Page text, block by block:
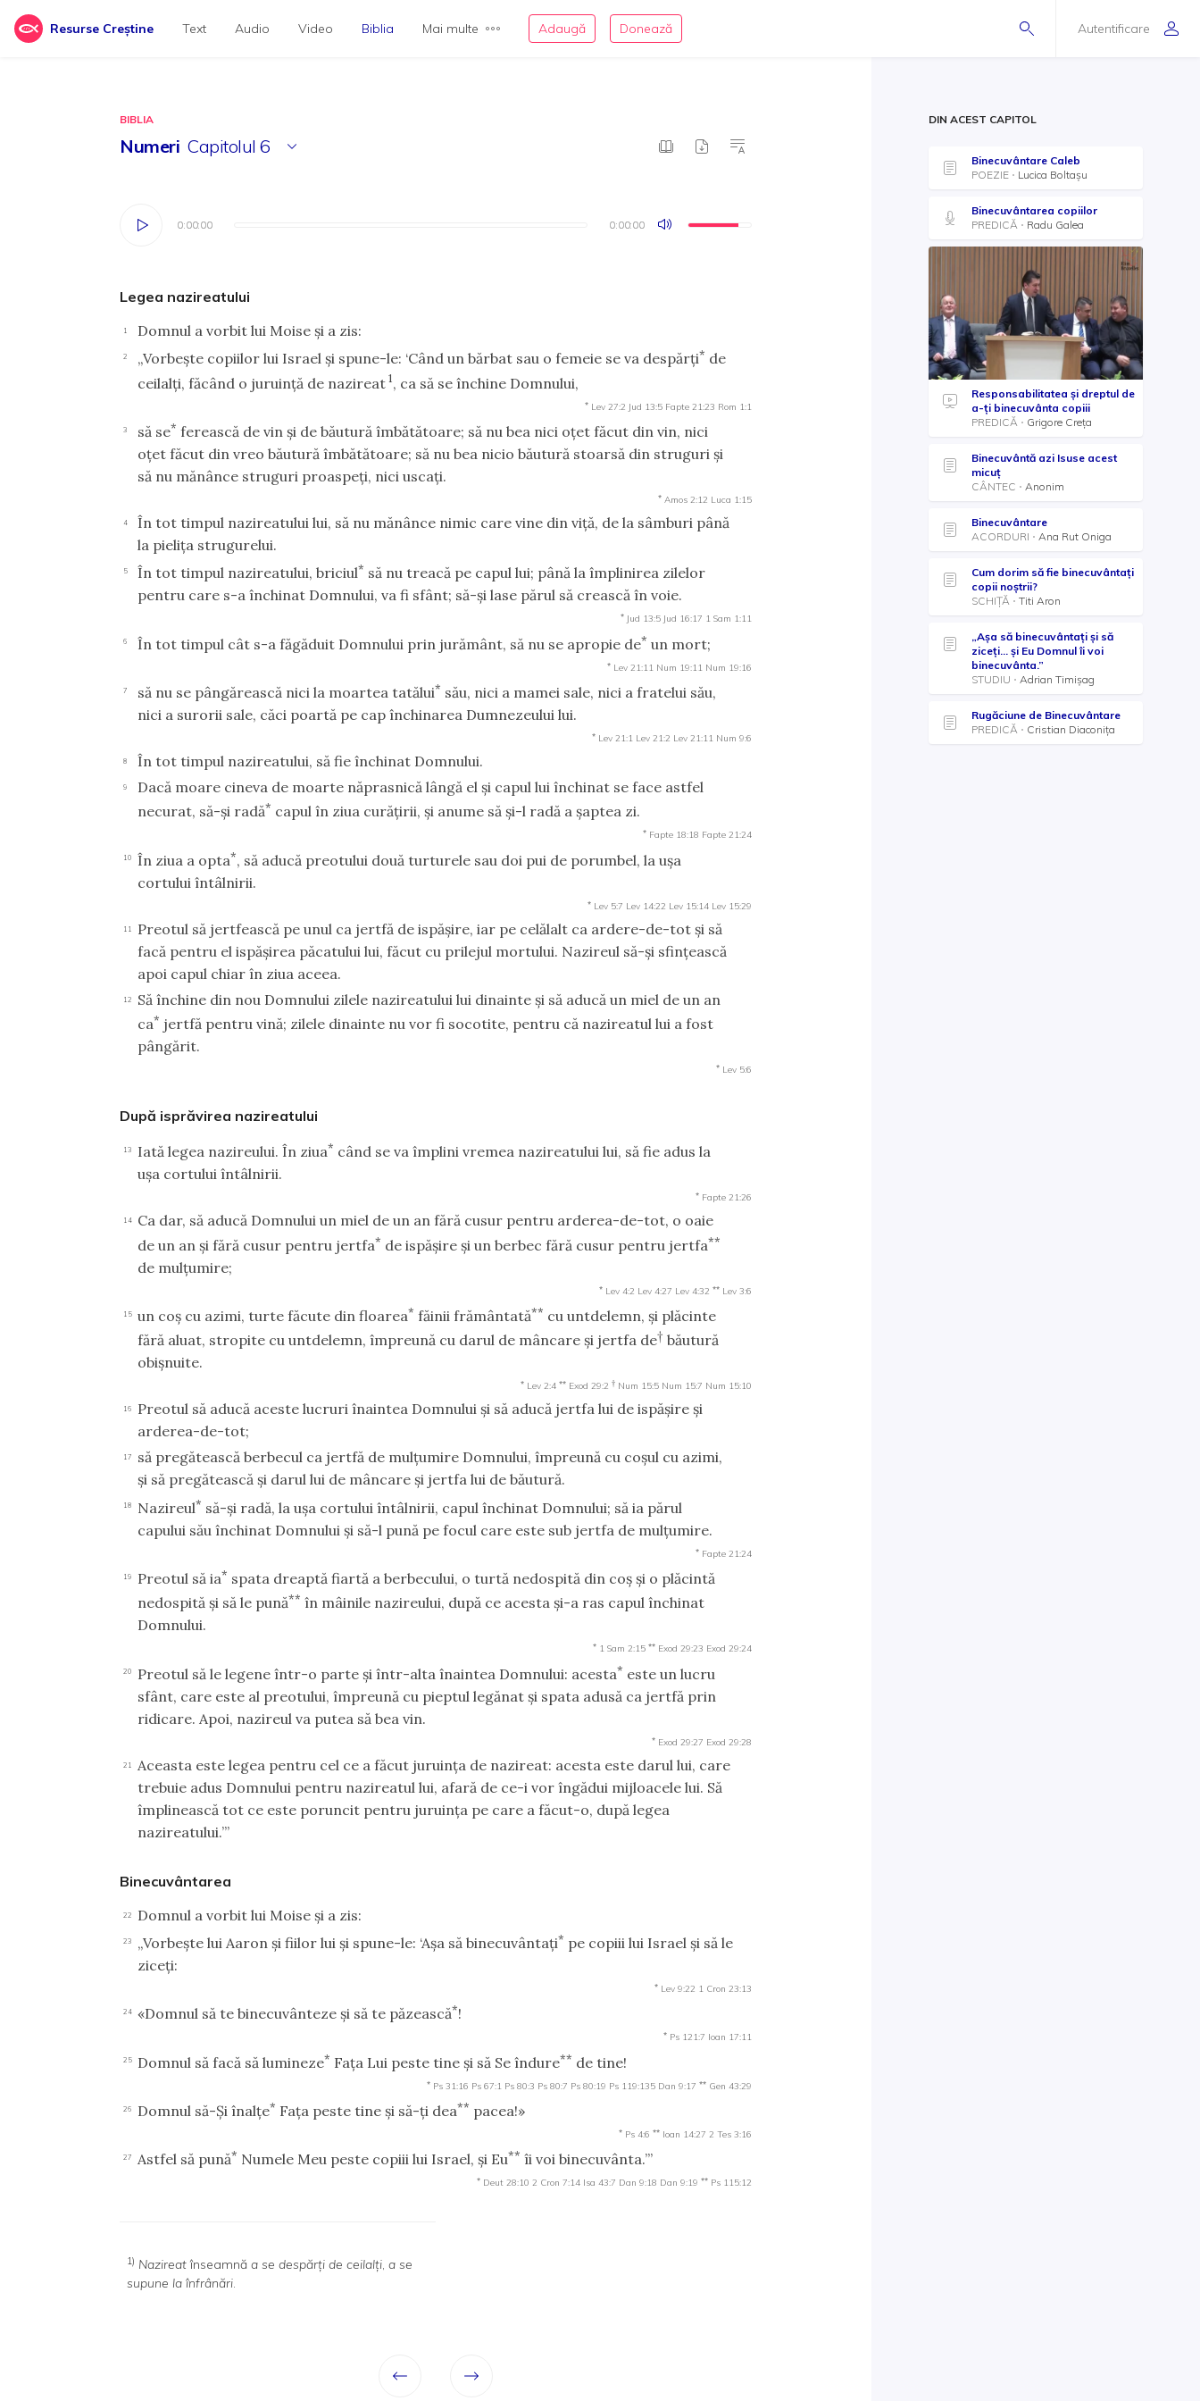
Resurse Creștine Autentificare
Text Audio Video Biblia Mai multe Adaugă Donează
BIBLIA
Numeri Capitolul6
0:00:00 0:00:00
0:00:00 0:00:00
Legea nazireatului
1 Domnul a vorbit lui Moise şi a zis:
2 „Vorbeşte copiilor lui Israel şi spune-le: ‘Când un bărbat sau o femeie se va despărţi* de
ceilalţi, făcând o juruinţă de nazireat1, ca să se închine Domnului,
* Lev 27:2 Jud 13:5 Fapte 21:23 Rom 1:1
3 să se* ferească de vin şi de băutură îmbătătoare; să nu bea nici oţet făcut din vin, nici
oţet făcut din vreo băutură îmbătătoare; să nu bea nicio băutură stoarsă din struguri şi
să nu mănânce struguri proaspeţi, nici uscaţi.
* Amos 2:12 Luca 1:15
4
În tot timpul nazireatului lui, să nu mănânce nimic care vine din viţă, de la sâmburi până
la pieliţa strugurelui.
5 În tot timpul nazireatului, briciul* să nu treacă pe capul lui; până la împlinirea zilelor
pentru care s-a închinat Domnului, va fi sfânt; să-şi lase părul să crească în voie.
* Jud 13:5 Jud 16:17 1 Sam 1:11
6 În tot timpul cât s-a făgăduit Domnului prin jurământ, să nu se apropie de* un mort;
* Lev 21:11 Num 19:11 Num 19:16
7 să nu se pângărească nici la moartea tatălui* său, nici a mamei sale, nici a fratelui său,
nici a surorii sale, căci poartă pe cap închinarea Dumnezeului lui.
* Lev 21:1 Lev 21:2 Lev 21:11 Num 9:6
8 În tot timpul nazireatului, să fie închinat Domnului.
9
Dacă moare cineva de moarte năprasnică lângă el şi capul lui închinat se face astfel
necurat, să-şi radă* capul în ziua curăţirii, şi anume să şi-l radă a şaptea zi.
* Fapte 18:18 Fapte 21:24
10 În ziua a opta*, să aducă preotului două turturele sau doi pui de porumbel, la uşa
cortului întâlnirii.
* Lev 5:7 Lev 14:22 Lev 15:14 Lev 15:29
11
Preotul să jertfească pe unul ca jertfă de ispăşire, iar pe celălalt ca ardere-de-tot şi să
facă pentru el ispăşirea păcatului lui, făcut cu prilejul mortului. Nazireul să-şi sfinţească
apoi capul chiar în ziua aceea.
12
Să închine din nou Domnului zilele nazireatului lui dinainte şi să aducă un miel de un an
ca* jertfă pentru vină; zilele dinainte nu vor fi socotite, pentru că nazireatul lui a fost
pângărit.
* Lev 5:6
După isprăvirea nazireatului
13 Iată legea nazireului. În ziua* când se va împlini vremea nazireatului lui, să fie adus la
uşa cortului întâlnirii.
* Fapte 21:26
14
Ca dar, să aducă Domnului un miel de un an fără cusur pentru arderea-de-tot, o oaie
de un an şi fără cusur pentru jertfa* de ispăşire şi un berbec fără cusur pentru jertfa**
de mulţumire;
* Lev 4:2 Lev 4:27 Lev 4:32 ** Lev 3:6
15 un coş cu azimi, turte făcute din floarea* făinii frământată** cu untdelemn, şi plăcinte
fără aluat, stropite cu untdelemn, împreună cu darul de mâncare şi jertfa de† băutură
obişnuite.
* Lev 2:4 ** Exod 29:2 † Num 15:5 Num 15:7 Num 15:10
16
Preotul să aducă aceste lucruri înaintea Domnului şi să aducă jertfa lui de ispăşire şi
arderea-de-tot;
17
să pregătească berbecul ca jertfă de mulţumire Domnului, împreună cu coşul cu azimi,
şi să pregătească şi darul lui de mâncare şi jertfa lui de băutură.
18 Nazireul* să-şi radă, la uşa cortului întâlnirii, capul închinat Domnului; să ia părul
capului său închinat Domnului şi să-l pună pe focul care este sub jertfa de mulţumire.
* Fapte 21:24
19 Preotul să ia* spata dreaptă fiartă a berbecului, o turtă nedospită din coş şi o plăcintă
nedospită şi să le pună** în mâinile nazireului, după ce acesta şi-a ras capul închinat
Domnului.
* 1 Sam 2:15 ** Exod 29:23 Exod 29:24
20 Preotul să le legene într-o parte şi într-alta înaintea Domnului: acesta* este un lucru
sfânt, care este al preotului, împreună cu pieptul legănat şi spata adusă ca jertfă prin
ridicare. Apoi, nazireul va putea să bea vin.
* Exod 29:27 Exod 29:28
21
Aceasta este legea pentru cel ce a făcut juruinţa de nazireat: acesta este darul lui, care
trebuie adus Domnului pentru nazireatul lui, afară de ce-i vor îngădui mijloacele lui. Să
împlinească tot ce este poruncit pentru juruinţa pe care a făcut-o, după legea
nazireatului.’”
Binecuvântarea
22 Domnul a vorbit lui Moise şi a zis:
23 „Vorbeşte lui Aaron şi fiilor lui şi spune-le: ‘Aşa să binecuvântaţi* pe copiii lui Israel şi să le
ziceţi:
* Lev 9:22 1 Cron 23:13
24 «Domnul să te binecuvânteze şi să te păzească*!
* Ps 121:7 Ioan 17:11
25 Domnul să facă să lumineze* Faţa Lui peste tine şi să Se îndure** de tine!
* Ps 31:16 Ps 67:1 Ps 80:3 Ps 80:7 Ps 80:19 Ps 119:135 Dan 9:17 ** Gen 43:29
26 Domnul să-Şi înalţe* Faţa peste tine şi să-ţi dea** pacea!»
* Ps 4:6 ** Ioan 14:27 2 Tes 3:16
27 Astfel să pună* Numele Meu peste copiii lui Israel, şi Eu** îi voi binecuvânta.’”
* Deut 28:10 2 Cron 7:14 Isa 43:7 Dan 9:18 Dan 9:19 ** Ps 115:12
1) Nazireatînseamnăa se despărţi de ceilalţi,a se
supune la înfrânări.
DIN ACEST CAPITOL
Binecuvântare Caleb
POEZIE
Lucica Boltaşu
Binecuvântarea copiilor
PREDICĂ
Radu Galea
Responsabilitatea şi dreptul de
a-ți binecuvânta copiii
PREDICĂ
Grigore Creța
Binecuvântă azi Isuse acest
micuț
CÂNTEC
Anonim
Binecuvântare
ACORDURI
Ana Rut Oniga
Cum dorim să fie binecuvântați
copii noștrii?
SCHIȚĂ
Titi Aron
„Așa să binecuvântați și să
ziceți... și Eu Domnul îi voi
binecuvânta.”
STUDIU
Adrian Timișag
Rugăciune de Binecuvântare
PREDICĂ
Cristian Diaconița